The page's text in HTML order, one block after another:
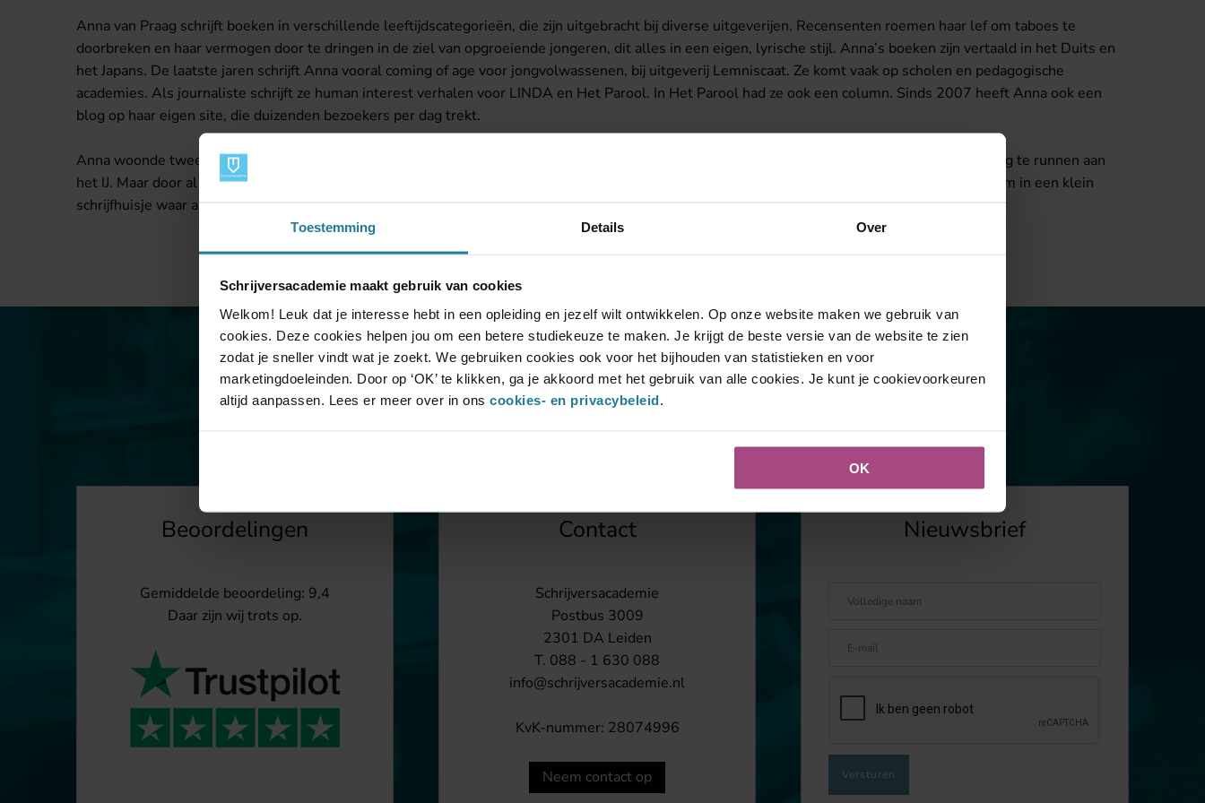
Toestemming Details Over
Schrijversacademie maakt gebruik van cookies
Welkom! Leuk dat je interesse hebt in een opleiding en jezelf wilt ontwikkelen. Op onze website maken we gebruik van
cookies. Deze cookies helpen jou om een betere studiekeuze te maken. Je krijgt de beste versie van de website te zien
zodat je sneller vindt wat je zoekt. We gebruiken cookies ook voor het bijhouden van statistieken en voor
marketingdoeleinden. Door op ‘OK’ te klikken, ga je akkoord met het gebruik van alle cookies. Je kunt je cookievoorkeuren
altijd aanpassen. Lees er meer over in ons cookies- en privacybeleid.
OK
Anna van Praag schrijft boeken in verschillende leeftijdscategorieën, die zijn uitgebracht bij diverse uitgeverijen. Recensenten roemen haar lef om taboes te
doorbreken en haar vermogen door te dringen in de ziel van opgroeiende jongeren, dit alles in een eigen, lyrische stijl. Anna’s boeken zijn vertaald in het Duits en
het Japans. De laatste jaren schrijft Anna vooral coming of age voor jongvolwassenen, bij uitgeverij Lemniscaat. Ze komt vaak op scholen en pedagogische
academies. Als journaliste schrijft ze human interest verhalen voor LINDA en Het Parool. In Het Parool had ze ook een column. Sinds 2007 heeft Anna ook een
blog op haar eigen site, die duizenden bezoekers per dag trekt.
Anna woonde twee jaar lang in een Landrover met haar gezin, en zes jaar op een berg in Spanje. Ze kwam terug naar Amsterdam om een herberg te runnen aan
het IJ. Maar door al dat taarten bakken kwam ze niet meer toe aan schrijven, dus dat doet ze nu niet meer. Ze woont nog steeds hartje Amsterdam in een klein
schrijfhuisje waar alle verhalen ontstaan.
Beoordelingen
Gemiddelde beoordeling: 9,4
Daar zijn wij trots op.
Contact
Schrijversacademie
Postbus 3009
2301 DA Leiden
T. 088 - 1 630 088
info@schrijversacademie.nl
KvK-nummer: 28074996
Neem contact op
Nieuwsbrief